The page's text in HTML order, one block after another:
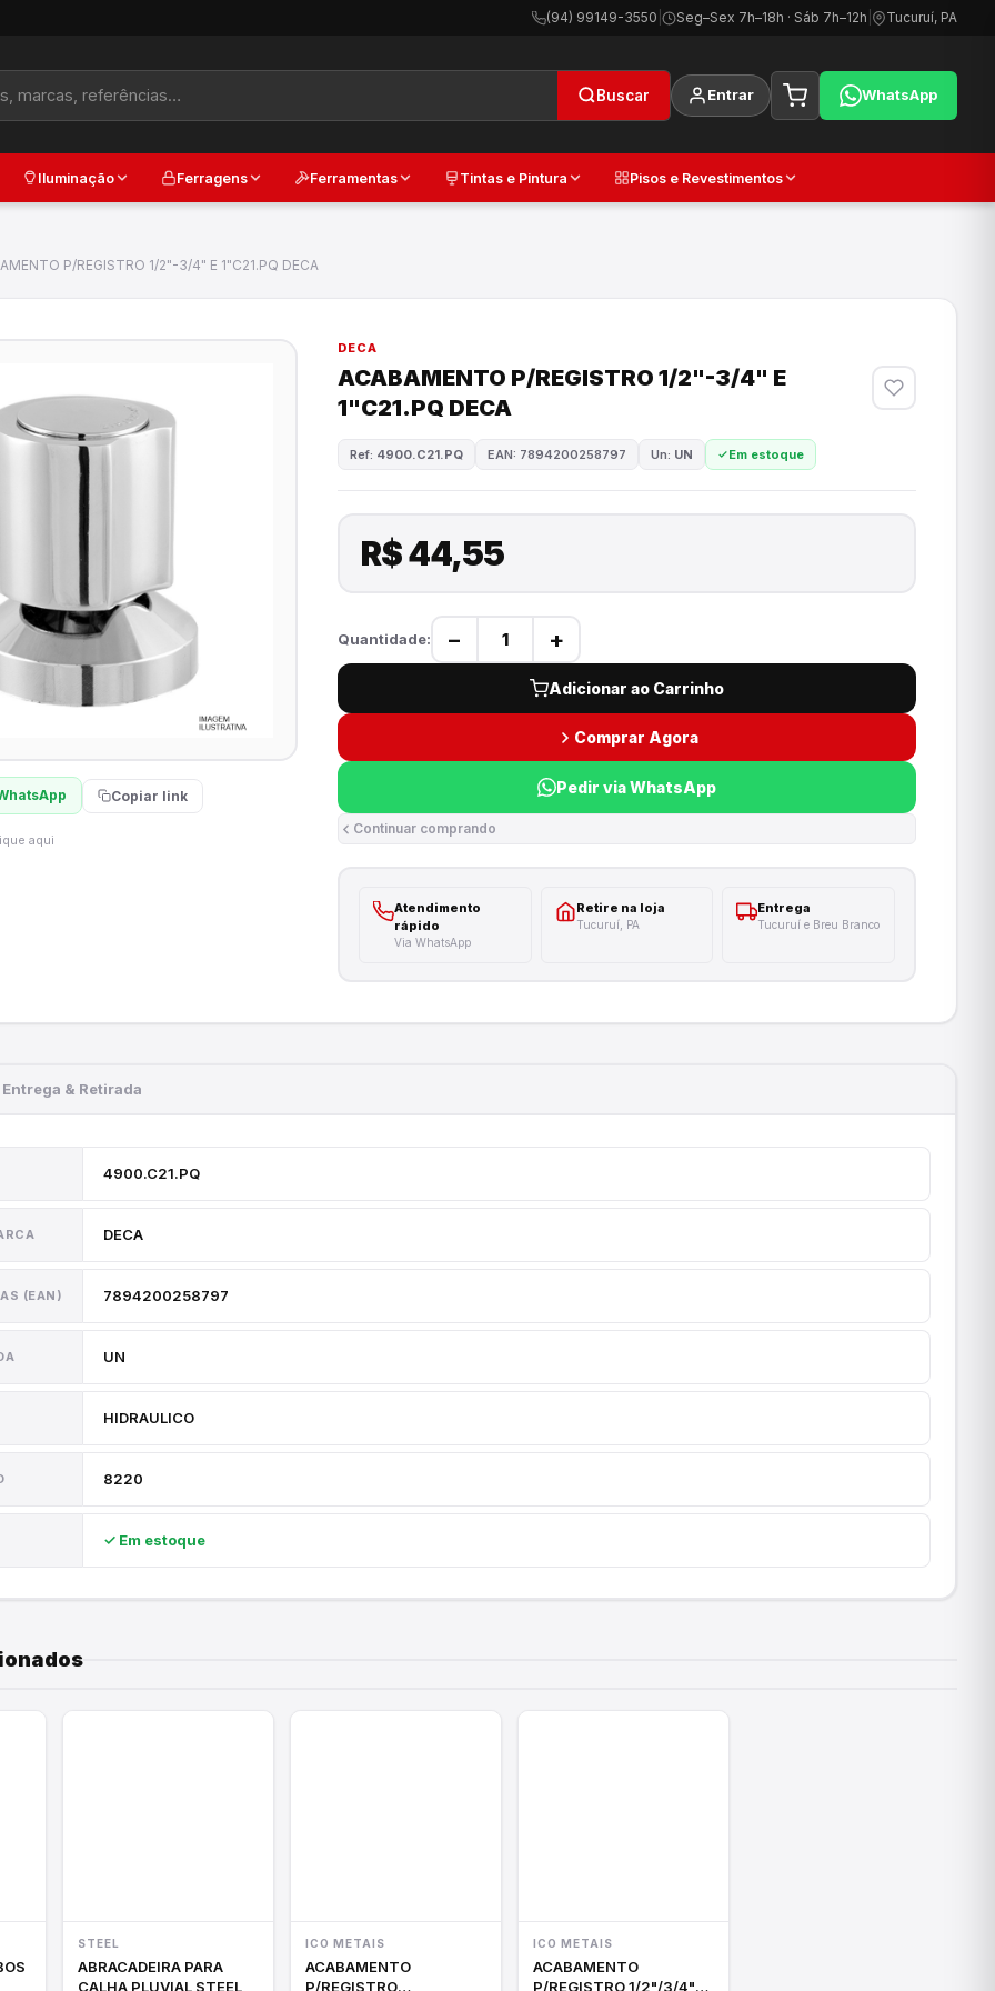
(94) 99149-3550 | Seg–Sex 7h–18h · Sáb 7h–12h Tucuruí, PA
Buscar Entrar WhatsApp
Iluminação Ferragens Ferramentas Tintas e Pintura Pisos e Revestimentos
P/REGISTRO 1/2"-3/4" E 1"C21.PQ DECA
Copiar link
aqui
DECA
ACABAMENTO P/REGISTRO 1/2"-3/4" E
1"C21.PQ DECA
Ref: 4900.C21.PQ EAN: 7894200258797 Un: UN Em estoque
R$ 44,55
Quantidade: − +
Adicionar ao Carrinho
Comprar Agora
Pedir via WhatsApp
Continuar comprando
Atendimento
rápido
Via WhatsApp
Retire na loja
Tucuruí, PA
Entrega
Tucuruí e Breu Branco
Entrega & Retirada
4900.C21.PQ
DECA
(EAN) 7894200258797
UN
HIDRAULICO
8220
✓ Em estoque
STEEL
ABRACADEIRA PARA
CALHA PLUVIAL STEEL
ICO METAIS
ACABAMENTO
P/REGISTRO
ICO METAIS
ACABAMENTO
P/REGISTRO 1/2"/3/4"